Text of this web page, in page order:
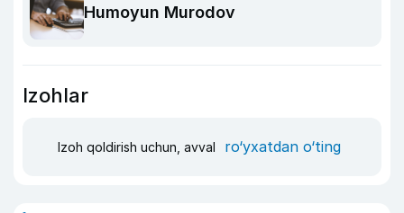
Humoyun Murodov
Izohlar
Izoh qoldirish uchun, avval ro‘yxatdan o‘ting